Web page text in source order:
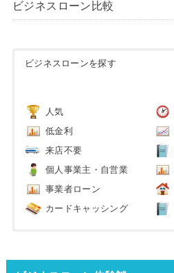
ビジネスローン比較
ビジネスローンを探す
人気
低金利
来店不要
個人事業主・自営業
事業者ローン
カードキャッシング